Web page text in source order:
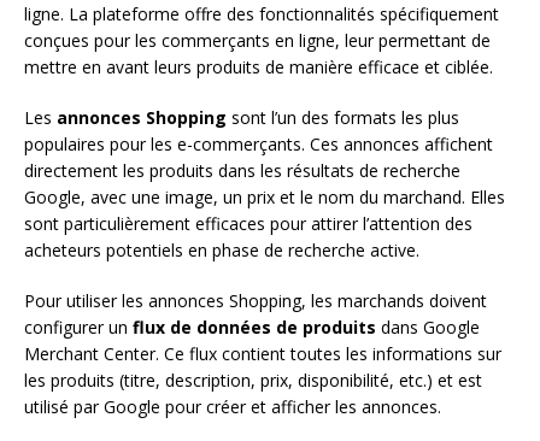
ligne. La plateforme offre des fonctionnalités spécifiquement
conçues pour les commerçants en ligne, leur permettant de
mettre en avant leurs produits de manière efficace et ciblée.
Les annonces Shopping sont l’un des formats les plus
populaires pour les e-commerçants. Ces annonces affichent
directement les produits dans les résultats de recherche
Google, avec une image, un prix et le nom du marchand. Elles
sont particulièrement efficaces pour attirer l’attention des
acheteurs potentiels en phase de recherche active.
Pour utiliser les annonces Shopping, les marchands doivent
configurer un flux de données de produits dans Google
Merchant Center. Ce flux contient toutes les informations sur
les produits (titre, description, prix, disponibilité, etc.) et est
utilisé par Google pour créer et afficher les annonces.